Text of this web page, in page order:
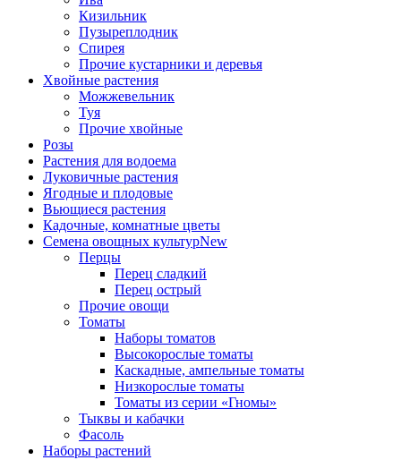
Кизильник
Пузыреплодник
Спирея
Прочие кустарники и деревья
Хвойные растения
Можжевельник
Туя
Прочие хвойные
Розы
Растения для водоема
Луковичные растения
Ягодные и плодовые
Вьющиеся растения
Кадочные, комнатные цветы
Семена овощных культурNew
Перцы
Перец сладкий
Перец острый
Прочие овощи
Томаты
Наборы томатов
Высокорослые томаты
Каскадные, ампельные томаты
Низкорослые томаты
Томаты из серии «Гномы»
Тыквы и кабачки
Фасоль
Наборы растений